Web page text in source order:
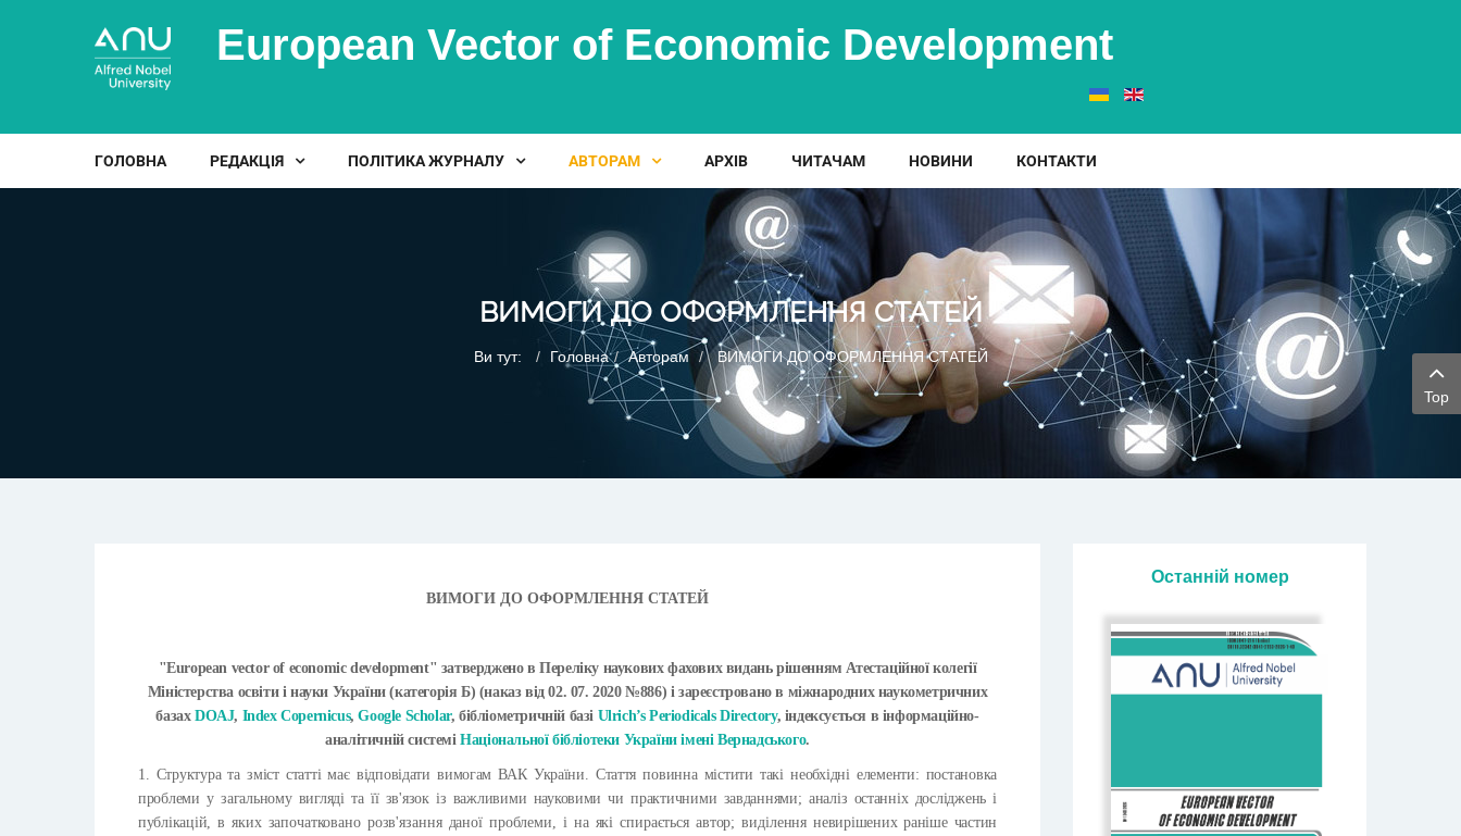
European Vector of Economic Development
ГОЛОВНА РЕДАКЦІЯ ПОЛІТИКА ЖУРНАЛУ АВТОРАМ АРХІВ ЧИТАЧАМ НОВИНИ КОНТАКТИ
ВИМОГИ ДО ОФОРМЛЕННЯ СТАТЕЙ
Ви тут: Головна Авторам ВИМОГИ ДО ОФОРМЛЕННЯ СТАТЕЙ
ВИМОГИ ДО ОФОРМЛЕННЯ СТАТЕЙ
"European vector of economic development" затверджено в Переліку наукових фахових видань рішенням Атестаційної колегії
Міністерства освіти і науки України (категорія Б) (наказ від 02. 07. 2020 №886) і зареєстровано в міжнародних наукометричних
базах DOAJ, Index Copernicus,Google Scholar, бібліометричній базі Ulrich’s Periodicals Directory, індексується в інформаційно-
аналітичній системіНаціональної бібліотеки України імені Вернадського.
1. Структура та зміст статті має відповідати вимогам ВАК України. Стаття повинна містити такі необхідні елементи: постановка
проблеми у загальному вигляді та її зв'язок із важливими науковими чи практичними завданнями; аналіз останніх досліджень і
публікацій,в яких започатковано розв'язання даної проблеми, і на які спирається автор; виділенняневирішених раніше частин
Останній номер
Top